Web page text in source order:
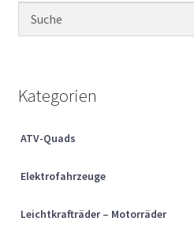
Sachs Ersatzteile
Über uns
Kategorien
ATV-Quads
Elektrofahrzeuge
Leichtkrafträder – Motorräder